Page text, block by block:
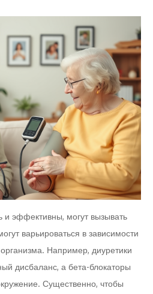
и эффективны, могут вызывать
варьироваться в зависимости
Например, диуретики
дисбаланс, а бета-блокаторы
Существенно, чтобы